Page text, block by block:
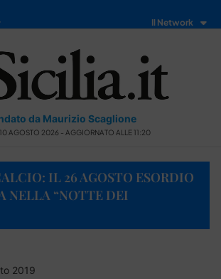
Il Network
da Maurizio Scaglione
AGOSTO 2026 - AGGIORNATO ALLE 11:20
IL 26 AGOSTO ESORDIO
NELLA “NOTTE DEI
2019